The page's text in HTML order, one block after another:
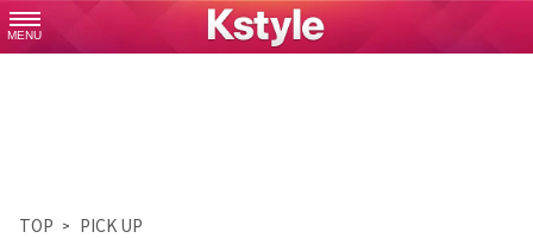
MENU
TOP PICK UP